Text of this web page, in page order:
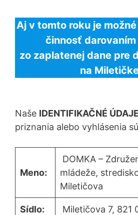
Aj v tomto roku je
činnosť darovaním
zo zaplatenej dane pre
na
Naše IDENTIFIKAČNÉ ÚDAJE
priznania alebo vyhlásenia
Meno:
DOMKA –
mládeže,
Miletičova
Sídlo: Miletičova 7, 821